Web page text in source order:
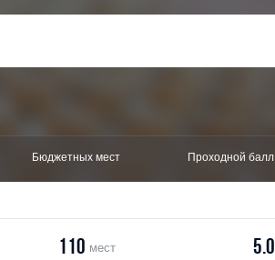
Бюджетных мест Проходной балл
110 мест 5.0